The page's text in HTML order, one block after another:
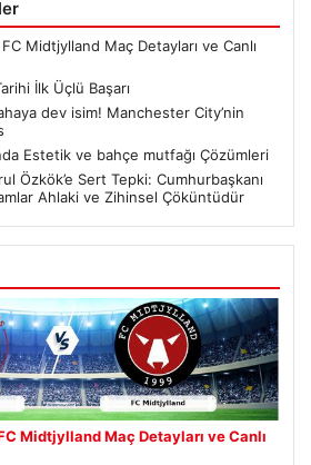
Midtjylland Maç Detayları ve Canlı
İlk Üçlü Başarı
dev isim! Manchester City’nin
Estetik ve bahçe mutfağı Çözümleri
Özkök’e Sert Tepki: Cumhurbaşkanı
Ahlaki ve Zihinsel Çöküntüdür
Midtjylland Maç Detayları ve Canlı